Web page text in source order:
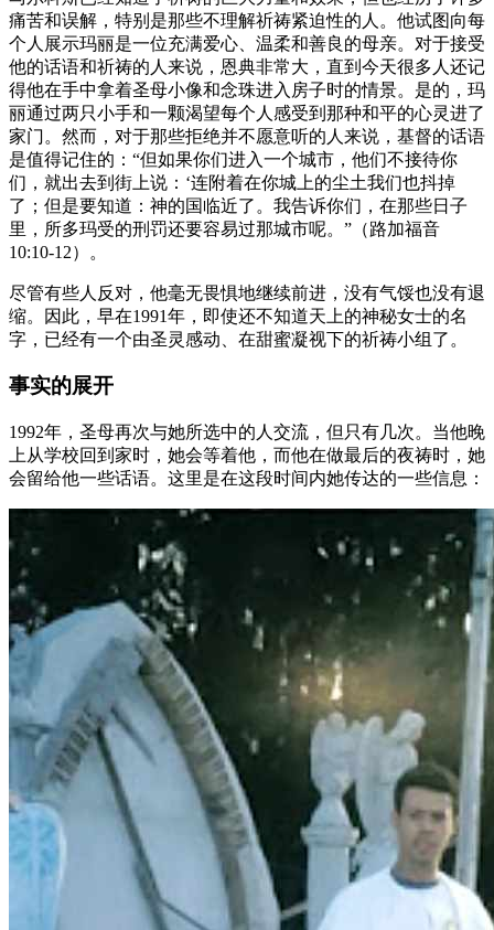
痛苦和误解，特别是那些不理解祈祷紧迫性的人。他试图向每
个人展示玛丽是一位充满爱心、温柔和善良的母亲。对于接受
他的话语和祈祷的人来说，恩典非常大，直到今天很多人还记
得他在手中拿着圣母小像和念珠进入房子时的情景。是的，玛
丽通过两只小手和一颗渴望每个人感受到那种和平的心灵进了
家门。然而，对于那些拒绝并不愿意听的人来说，基督的话语
是值得记住的：“但如果你们进入一个城市，他们不接待你
们，就出去到街上说：‘连附着在你城上的尘土我们也抖掉
了；但是要知道：神的国临近了。我告诉你们，在那些日子
里，所多玛受的刑罚还要容易过那城市呢。”（路加福音
10:10-12）。
尽管有些人反对，他毫无畏惧地继续前进，没有气馁也没有退
缩。因此，早在1991年，即使还不知道天上的神秘女士的名
字，已经有一个由圣灵感动、在甜蜜凝视下的祈祷小组了。
事实的展开
1992年，圣母再次与她所选中的人交流，但只有几次。当他晚
上从学校回到家时，她会等着他，而他在做最后的夜祷时，她
会留给他一些话语。这里是在这段时间内她传达的一些信息：